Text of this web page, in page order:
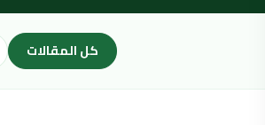
كل المقالات